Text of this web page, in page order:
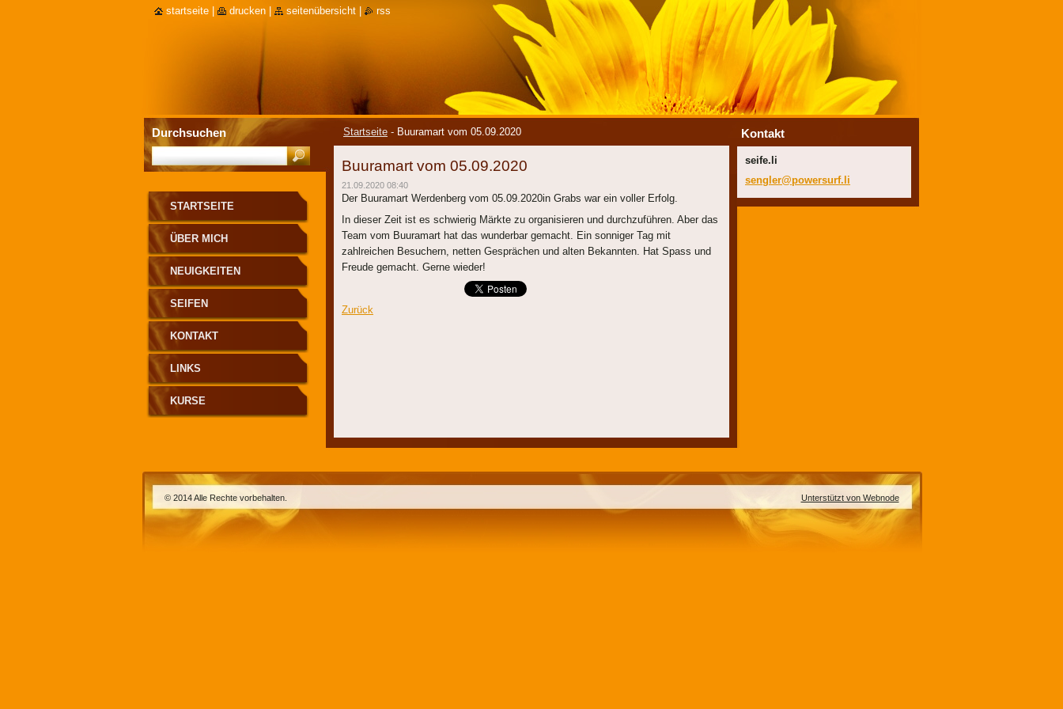
Startseite - Buuramart vom 05.09.2020
Buuramart vom 05.09.2020
21.09.2020 08:40
Der Buuramart Werdenberg vom 05.09.2020in Grabs war ein voller Erfolg.
In dieser Zeit ist es schwierig Märkte zu organisieren und durchzuführen. Aber das
Team vom Buuramart hat das wunderbar gemacht. Ein sonniger Tag mit
zahlreichen Besuchern, netten Gesprächen und alten Bekannten. Hat Spass und
Freude gemacht. Gerne wieder!
Zurück
STARTSEITE
ÜBER MICH
NEUIGKEITEN
SEIFEN
KONTAKT
LINKS
KURSE
Kontakt
seife.li
sengler@powersurf.li
Durchsuchen
startseite drucken seitenübersicht rss
© 2014 Alle Rechte vorbehalten. Unterstützt von Webnode